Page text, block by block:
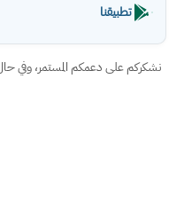
تطبيقنا
نشكركم على دعمكم المستمر، وفي